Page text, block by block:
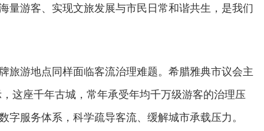
量游客、实现文旅发展与市民日常和谐共生，是我们
游地点同样面临客流治理难题。希腊雅典市议会主
这座千年古城，常年承受年均千万级游客的治理压
字服务体系，科学疏导客流、缓解城市承载压力。